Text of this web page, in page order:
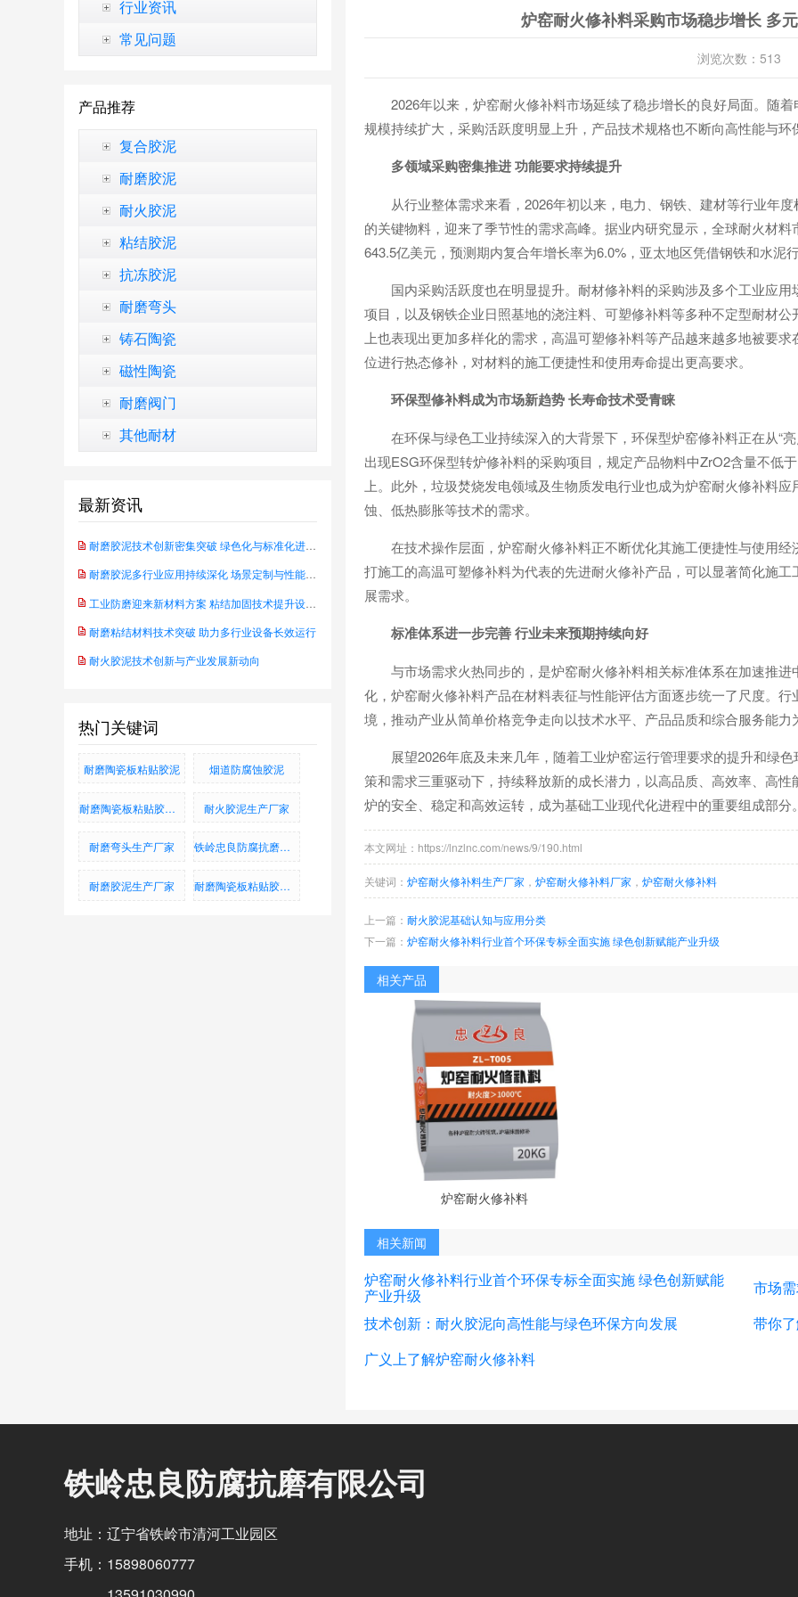
行业资讯
常见问题
产品推荐
复合胶泥
耐磨胶泥
耐火胶泥
粘结胶泥
抗冻胶泥
耐磨弯头
铸石陶瓷
磁性陶瓷
耐磨阀门
其他耐材
最新资讯
耐磨粘结材料技术突破 助力多行业设备长效运行
耐火胶泥技术创新与产业发展新动向
热门关键词
耐磨陶瓷板粘贴胶泥 烟道防腐蚀胶泥
耐磨陶瓷板粘贴胶泥_耐磨铸石板粘贴胶泥_烟道防腐蚀胶泥 耐火胶泥生产厂家
耐磨弯头生产厂家 铁岭忠良防腐抗磨有限公司
耐磨胶泥生产厂家 耐磨陶瓷板粘贴胶泥、耐磨铸石板粘贴胶泥、烟道防腐蚀胶泥
炉窑耐火修补料采购市场稳步增长 多
浏览次数：513
2026年以来，炉窑耐火修补料市场延续了稳步增长的良好局面。随
规模持续扩大，采购活跃度明显上升，产品技术规格也不断向高性能与环
多领域采购密集推进 功能要求持续提升
从行业整体需求来看，2026年初以来，电力、钢铁、建材等行业年
的关键物料，迎来了季节性的需求高峰。据业内研究显示，全球耐火材
643.5亿美元，预测期内复合年增长率为6.0%，亚太地区凭借钢铁和水泥
国内采购活跃度也在明显提升。耐材修补料的采购涉及多个工业应
项目，以及钢铁企业日照基地的浇注料、可塑修补料等多种不定型耐材
上也表现出更加多样化的需求，高温可塑修补料等产品越来越多地被要
位进行热态修补，对材料的施工便捷性和使用寿命提出更高要求。
环保型修补料成为市场新趋势 长寿命技术受青睐
在环保与绿色工业持续深入的大背景下，环保型炉窑修补料正在从“
出现ESG环保型转炉修补料的采购项目，规定产品物料中ZrO2含量不低
上。此外，垃圾焚烧发电领域及生物质发电行业也成为炉窑耐火修补料
蚀、低热膨胀等技术的需求。
在技术操作层面，炉窑耐火修补料正不断优化其施工便捷性与使用
打施工的高温可塑修补料为代表的先进耐火修补产品，可以显著简化施
展需求。
标准体系进一步完善 行业未来预期持续向好
与市场需求火热同步的，是炉窑耐火修补料相关标准体系在加速推
化，炉窑耐火修补料产品在材料表征与性能评估方面逐步统一了尺度。
境，推动产业从简单价格竞争走向以技术水平、产品品质和综合服务能力
展望2026年底及未来几年，随着工业炉窑运行管理要求的提升和绿
策和需求三重驱动下，持续释放新的成长潜力，以高品质、高效率、高
炉的安全、稳定和高效运转，成为基础工业现代化进程中的重要组成部分
本文网址：https://lnzlnc.com/news/9/190.html
关键词： 炉窑耐火修补料生产厂家 ， 炉窑耐火修补料厂家 ， 炉窑耐火修补料
上一篇： 耐火胶泥基础认知与应用分类
下一篇： 炉窑耐火修补料行业首个环保专标全面实施 绿色创新赋能产业升级
相关产品
炉窑耐火修补料
相关新闻
炉窑耐火修补料行业首个环保专标全面实施 绿色创新赋能
产业升级
市场
技术创新：耐火胶泥向高性能与绿色环保方向发展
带你
广义上了解炉窑耐火修补料
铁岭忠良防腐抗磨有限公司
地址：辽宁省铁岭市清河工业园区
手机：15898060777